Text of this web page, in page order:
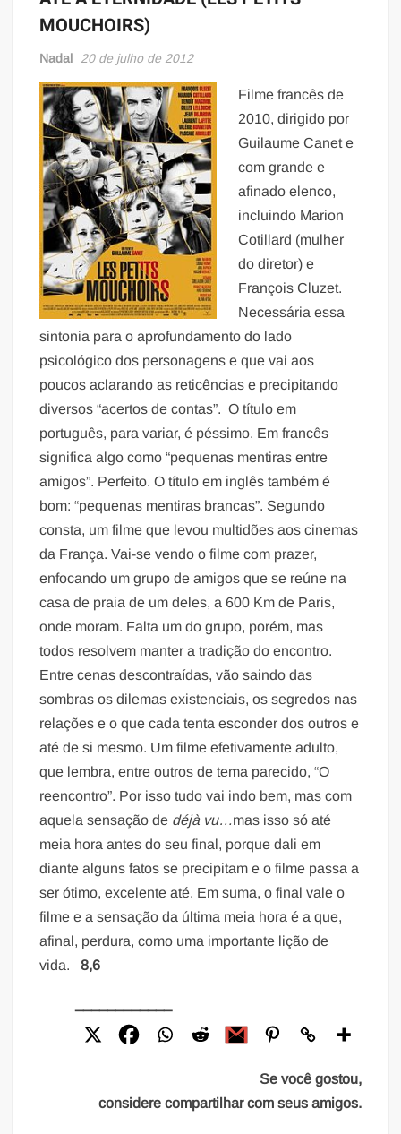
MOUCHOIRS)
Nadal 20 de julho de 2012
Filme francês de
2010, dirigido por
Guilaume Canet e
com grande e
afinado elenco,
incluindo Marion
Cotillard (mulher
do diretor) e
François Cluzet.
Necessária essa
sintonia para o aprofundamento do lado
psicológico dos personagens e que vai aos
poucos aclarando as reticências e precipitando
diversos “acertos de contas”. O título em
português, para variar, é péssimo. Em francês
significa algo como “pequenas mentiras entre
amigos”. Perfeito. O título em inglês também é
bom: “pequenas mentiras brancas”. Segundo
consta, um filme que levou multidões aos cinemas
da França. Vai-se vendo o filme com prazer,
enfocando um grupo de amigos que se reúne na
casa de praia de um deles, a 600 Km de Paris,
onde moram. Falta um do grupo, porém, mas
todos resolvem manter a tradição do encontro.
Entre cenas descontraídas, vão saindo das
sombras os dilemas existenciais, os segredos nas
relações e o que cada tenta esconder dos outros e
até de si mesmo. Um filme efetivamente adulto,
que lembra, entre outros de tema parecido, “O
reencontro”. Por isso tudo vai indo bem, mas com
aquela sensação de déjà vu…mas isso só até
meia hora antes do seu final, porque dali em
diante alguns fatos se precipitam e o filme passa a
ser ótimo, excelente até. Em suma, o final vale o
filme e a sensação da última meia hora é a que,
afinal, perdura, como uma importante lição de
vida.
8,6
Se você gostou,
considere compartilhar com seus amigos.